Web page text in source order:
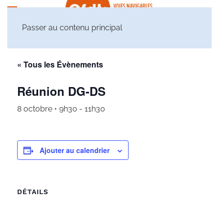
Passer au contenu principal
« Tous les Évènements
Réunion DG-DS
8 octobre • 9h30 - 11h30
Ajouter au calendrier
DÉTAILS